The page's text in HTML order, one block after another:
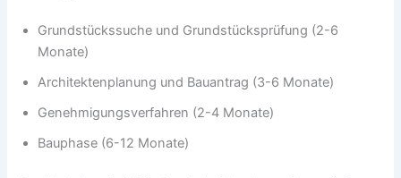
Grundstückssuche und Grundstücksprüfung (2-6
Monate)
Architektenplanung und Bauantrag (3-6 Monate)
Genehmigungsverfahren (2-4 Monate)
Bauphase (6-12 Monate)